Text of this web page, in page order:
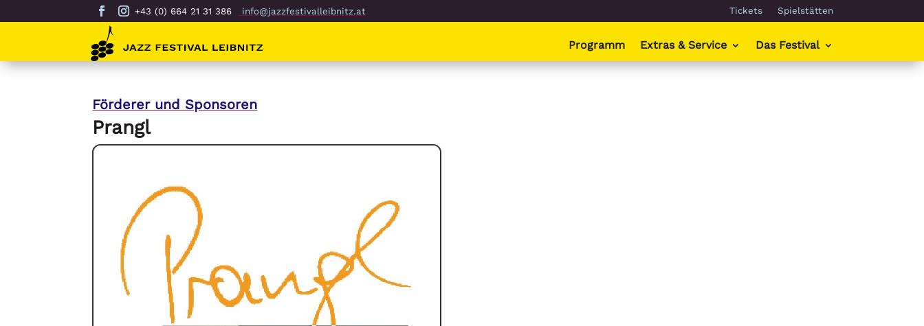
+43 (0) 664 21 31 386 info@jazzfestivalleibnitz.at Tickets Spielstätten
Programm Extras & Service Das Festival
Förderer und Sponsoren
Prangl